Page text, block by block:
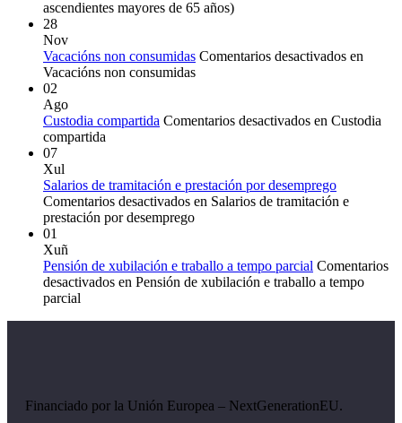
ascendientes mayores de 65 años)
28
Nov
Vacacións non consumidas Comentarios desactivados en
Vacacións non consumidas
02
Ago
Custodia compartida Comentarios desactivados en Custodia
compartida
07
Xul
Salarios de tramitación e prestación por desemprego
Comentarios desactivados en Salarios de tramitación e
prestación por desemprego
01
Xuñ
Pensión de xubilación e traballo a tempo parcial Comentarios
desactivados en Pensión de xubilación e traballo a tempo
parcial
Financiado por la Unión Europea – NextGenerationEU.